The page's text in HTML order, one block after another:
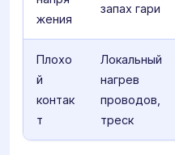
жения
запах гари
Плохо
й
контак
т
Локальный
нагрев
проводов,
треск